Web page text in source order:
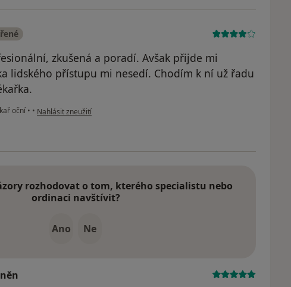
zkušená a poradí. Avšak přijde mi
lidského přístupu mi nesedí. Chodím k ní už řadu
oční • • podle názoru uživatele Barbora
Nahlásit zneužití
rozhodovat o tom, kterého specialistu nebo
ordinaci navštívit?
Ano Ne